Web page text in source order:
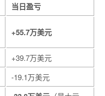
当日盈亏
+55.7万美元
+39.7万美元
-19.1万美元